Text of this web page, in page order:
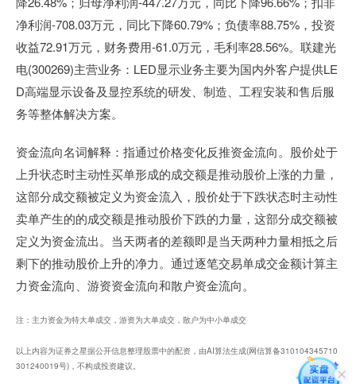
净利润-708.03万元，同比下降60.79%；负债率88.75%，投资
收益72.91万元，财务费用-61.0万元，毛利率28.56%。联建光
电(300269)主营业务：LED显示业务主要为国内外客户提供LE
D高端显示设备及显控系统的研发、制造、工程安装和售后服
务等整体解决方案。
资金流向名词解释：指通过价格变化反推资金流向。股价处于
上升状态时主动性买单形成的成交额是推动股价上涨的力量，
这部分成交额被定义为资金流入，股价处于下跌状态时主动性
卖单产生的的成交额是推动股价下跌的力量，这部分成交额被
定义为资金流出。当天两者的差额即是当天两种力量相抵之后
剩下的推动股价上升的净力。通过逐笔交易单成交金额计算主
力资金流向、游资资金流向和散户资金流向。
注：主力资金为特大单成交，游资为大单成交，散户为中小单成交
以上内容为证券之星据公开信息整理股票中的配资，由AI算法生成(网信算备310104345710
301240019号)，不构成投资建议。